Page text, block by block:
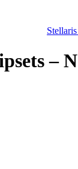
Stellaris